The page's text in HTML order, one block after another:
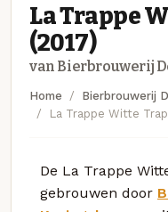
La Trappe
(2017)
van Bierbrouwerij
Home
Bierbrouwerij
La Trappe Witte
De La Trappe
gebrouwen door